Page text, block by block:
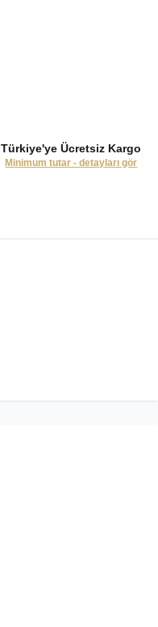
Türkiye'ye Ücretsiz Kargo
Minimum tutar - detayları gör